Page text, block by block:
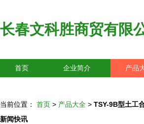
长春文科胜商贸有限
首页 企业简介 产品
当前位置： 首页 > 产品大全 > TSY-9B型土工
新闻快讯